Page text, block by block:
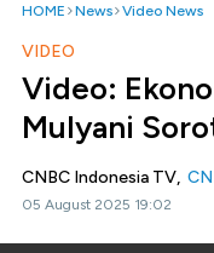
HOME News Video News
VIDEO
Video:
Mulyani
CNBC Indonesia TV,
05 August 2025 19:02